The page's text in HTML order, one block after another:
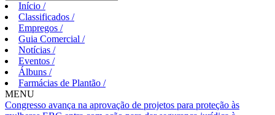
Início /
Classificados /
Empregos /
Guia Comercial /
Notícias /
Eventos /
Álbuns /
Farmácias de Plantão /
MENU
Congresso avança na aprovação de projetos para proteção às